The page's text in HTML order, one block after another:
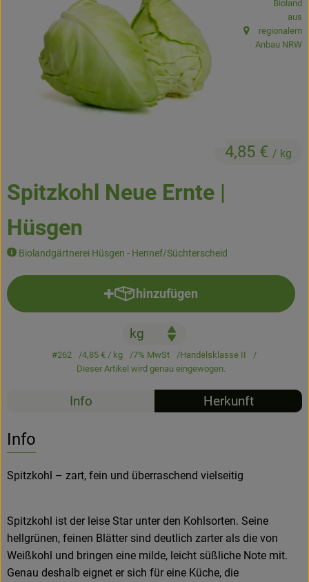
Kühltheke
Backstube
Küchenzauber
Über den Tag
Großgebinde
Über uns
Spitzkohl Neue Ernte |
Hüsgen
Biolandgärtnerei Hüsgen - Hennef/Süchterscheid
4,85 € / kg
Bioland
, Herkunft:
aus
regionalem
Anbau NRW
hinzufügen
Produkt zum Warenkorb
#262 4,85 €/ kg 7% MwSt
Handelsklasse II
Dieser Artikel wird genau eingewogen.
Info Herkunft
Info
Spitzkohl – zart, fein und überraschend vielseitig
Spitzkohl ist der leise Star unter den Kohlsorten. Seine
hellgrünen, feinen Blätter sind deutlich zarter als die von
Weißkohl und bringen eine milde, leicht süßliche Note mit.
Genau deshalb eignet er sich für eine Küche, die